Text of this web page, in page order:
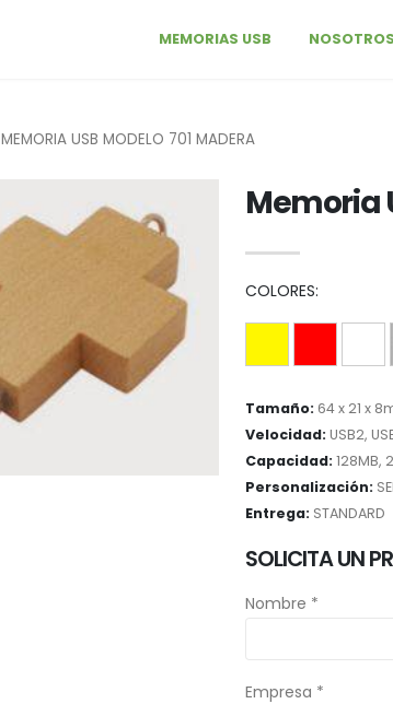
MEMORIAS USB NOSOTROS
MEMORIA USB MODELO 701 MADERA
Memoria
COLORES:
Tamaño: 64 x 21 x
Velocidad: USB2,
Capacidad: 128MB,
Personalización:
Entrega: STANDARD
SOLICITA UN
Nombre *
Empresa *